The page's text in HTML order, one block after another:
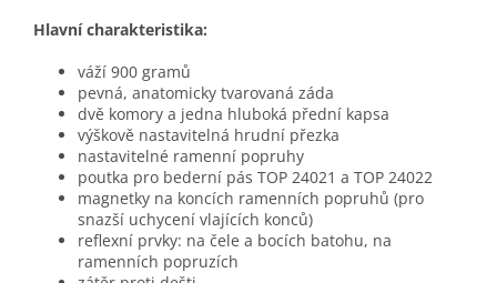
Hlavní charakteristika:
váží 900 gramů
pevná, anatomicky tvarovaná záda
dvě komory a jedna hluboká přední kapsa
výškově nastavitelná hrudní přezka
nastavitelné ramenní popruhy
poutka pro bederní pás TOP 24021 a TOP 24022
magnetky na koncích ramenních popruhů (pro
snazší uchycení vlajících konců)
reflexní prvky: na čele a bocích batohu, na
ramenních popruzích